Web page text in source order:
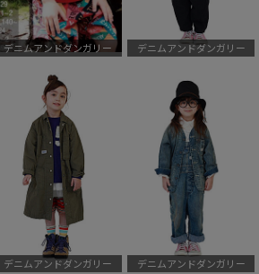
デニムアンドダンガリー デニムアンドダンガリー
デニムアンドダンガリー デニムアンドダンガリー